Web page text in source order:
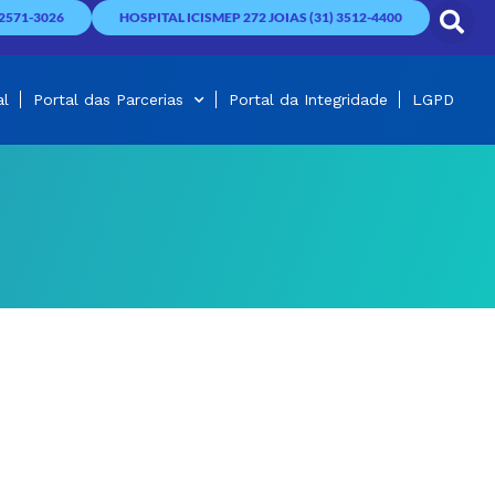
3026 HOSPITAL ICISMEP 272 JOIAS (31) 3512-4400
Portal das Parcerias Portal da Integridade LGPD